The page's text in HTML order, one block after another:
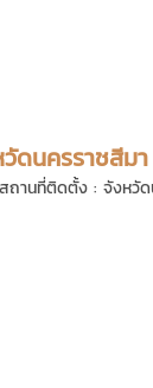
ดนครราชสีมา
านที่ติดตั้ง : จังหวั